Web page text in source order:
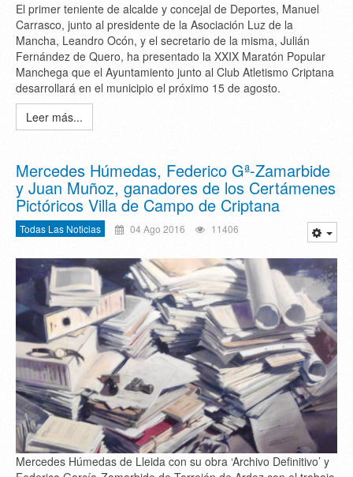
El primer teniente de alcalde y concejal de Deportes, Manuel
Carrasco, junto al presidente de la Asociación Luz de la
Mancha, Leandro Ocón, y el secretario de la misma, Julián
Fernández de Quero, ha presentado la XXIX Maratón Popular
Manchega que el Ayuntamiento junto al Club Atletismo Criptana
desarrollará en el municipio el próximo 15 de agosto.
Leer más...
Mercedes Húmedas, Federico Gª-Zamarbide
y Juan Muñoz, ganadores de los Certámenes
Pictóricos Villa de Campo de Criptana
Todas Las Noticias 04 Ago 2016 11406
Mercedes Húmedas de Lleida con su obra ‘Archivo Definitivo’ y